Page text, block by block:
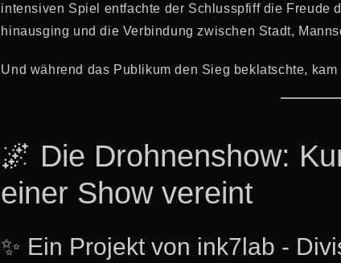
intensiven Spiel entfachte der Schlusspfiff die Freude
hinausging und die Verbindung zwischen Stadt,
Und während das Publikum den Sieg beklatschte,
🌌 Die Drohnenshow:
einer Show vereint
✨ Ein Projekt von ink7lab -